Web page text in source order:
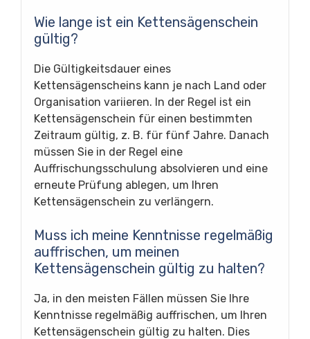
Wie lange ist ein Kettensägenschein
gültig?
Die Gültigkeitsdauer eines
Kettensägenscheins kann je nach Land oder
Organisation variieren. In der Regel ist ein
Kettensägenschein für einen bestimmten
Zeitraum gültig, z. B. für fünf Jahre. Danach
müssen Sie in der Regel eine
Auffrischungsschulung absolvieren und eine
erneute Prüfung ablegen, um Ihren
Kettensägenschein zu verlängern.
Muss ich meine Kenntnisse regelmäßig
auffrischen, um meinen
Kettensägenschein gültig zu halten?
Ja, in den meisten Fällen müssen Sie Ihre
Kenntnisse regelmäßig auffrischen, um Ihren
Kettensägenschein gültig zu halten. Dies